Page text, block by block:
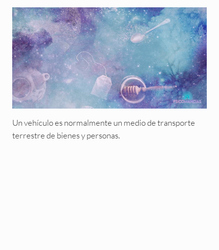
Un vehículo es normalmente un medio de transporte
terrestre de bienes y personas.